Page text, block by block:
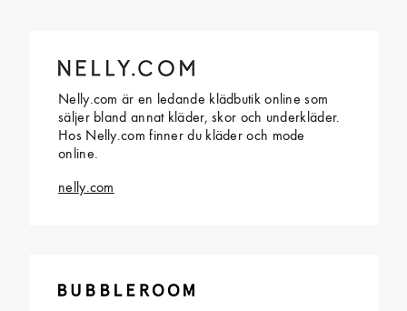
Nelly.com är en ledande klädbutik online som
säljer bland annat kläder, skor och underkläder.
Hos Nelly.com finner du kläder och mode
online.
nelly.com